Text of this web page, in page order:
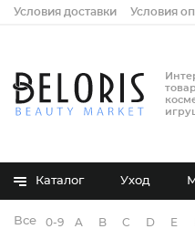
Условия доставки Условия
Каталог Уход
Все бренды
0-9 A B C D E